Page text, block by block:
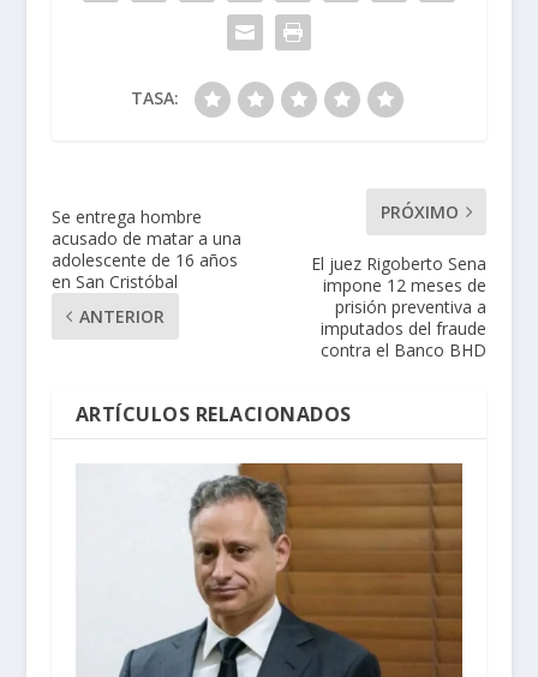
TASA:
Se entrega hombre
acusado de matar a una
adolescente de 16 años
en San Cristóbal
ANTERIOR
PRÓXIMO
El juez Rigoberto Sena
impone 12 meses de
prisión preventiva a
imputados del fraude
contra el Banco BHD
ARTÍCULOS RELACIONADOS